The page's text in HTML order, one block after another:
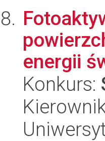
energii
Konkurs: